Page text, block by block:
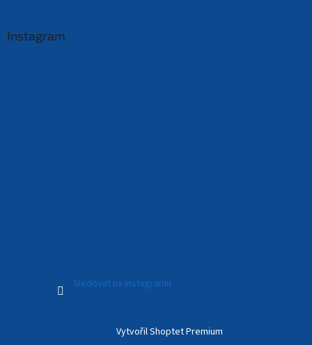
Instagram
Sledovat na Instagramu
Vytvořil Shoptet Premium